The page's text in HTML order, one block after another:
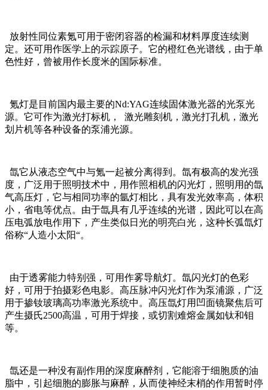
放射性同位素氪可用于密闭容器的检漏和材料厚度连续测
定。还可用作医学上的示踪原子。它的橙红色光谱线，由于单
色性好，曾被用作长度米的国际标准。
氪灯是目前国内最主要的Nd:YAG连续固体激光器的光泵光
源。它可作为激光打标机， 激光雕刻机，激光打孔机，激光
划片机等各种设备的泵浦光源。
氙它从液态空气中与氪一起被分离得到。氙有极高的发光强
度，广泛用于照明技术中，用作照相机的闪光灯，照明用的氙
气高压灯，它与相同功率的氩灯相比，具有发光效率高，体积
小，省电等优点。由于氙具有几乎连续的光谱，因此可以在高
压电弧放电作用下，产生类似日光的明亮白光，这种长弧氙灯
俗称“人造小太阳“。
由于透雾能力特别强，可用作雾导航灯。氙闪光灯的色彩
好，可用于拍摄彩色电影。高压脉冲闪光灯作为泵浦源，广泛
用于掺钕玻璃高功率激光系统中。高压氙灯用凹面镜聚焦后可
产生摄氏2500高温，可用于焊接，或切割难熔金属如钛和钼
等。
氙还是一种没有副作用的深度麻醉剂，它能溶于细胞质的油
脂中，引起细胞的膨胀与麻醉，从而使神经末梢的作用暂时停